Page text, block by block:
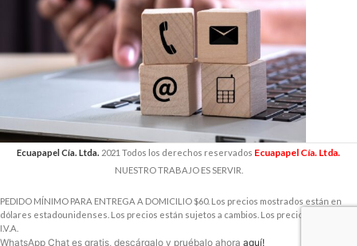
Ecuapapel Cía. Ltda. 2021 Todos los derechos reservados Ecuapapel Cía. Ltda.
NUESTRO TRABAJO ES SERVIR.
PEDIDO MÍNIMO PARA ENTREGA A DOMICILIO $60. Los precios mostrados están en
dólares estadounidenses. Los precios están sujetos a cambios. Los precios incluyen
I.V.A.
WhatsApp Chat es gratis, descárgalo y pruébalo ahora aquí!